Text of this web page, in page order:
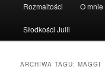
Rozmaitości O mnie
Słodkości Julii
ARCHIWA TAGU:MAGGI